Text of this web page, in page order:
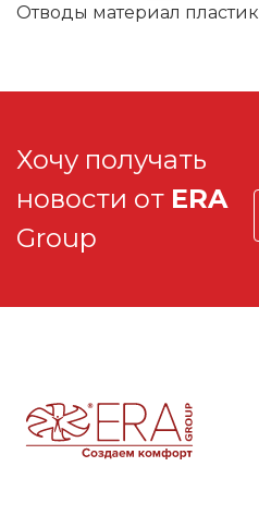
Отводы материал пластик
Хочу получать
новости от ERA
Group